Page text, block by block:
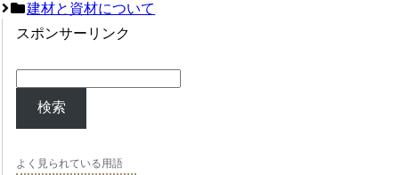
建材と資材について
スポンサーリンク
検索
よく見られている用語